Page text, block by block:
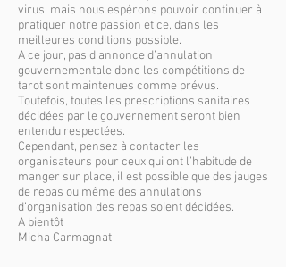
virus, mais nous espérons pouvoir continuer à
pratiquer notre passion et ce, dans les
meilleures conditions possible.
A ce jour, pas d’annonce d’annulation
gouvernementale donc les compétitions de
tarot sont maintenues comme prévus.
Toutefois, toutes les prescriptions sanitaires
décidées par le gouvernement seront bien
entendu respectées.
Cependant, pensez à contacter les
organisateurs pour ceux qui ont l’habitude de
manger sur place, il est possible que des jauges
de repas ou même des annulations
d’organisation des repas soient décidées.
A bientôt
Micha Carmagnat